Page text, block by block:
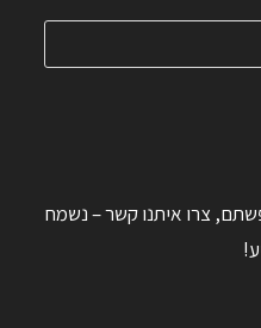
צרו איתנו קשר – נשמח